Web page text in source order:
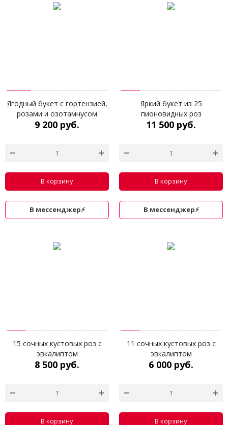
Ягодный букет с гортензией,
розами и озотамнусом
9 200 руб.
В корзину
В мессенджер⚡
Яркий букет из 25
пионовидных роз
11 500 руб.
В корзину
В мессенджер⚡
15 сочных кустовых роз с
эвкалиптом
8 500 руб.
В корзину
11 сочных кустовых роз с
эвкалиптом
6 000 руб.
В корзину